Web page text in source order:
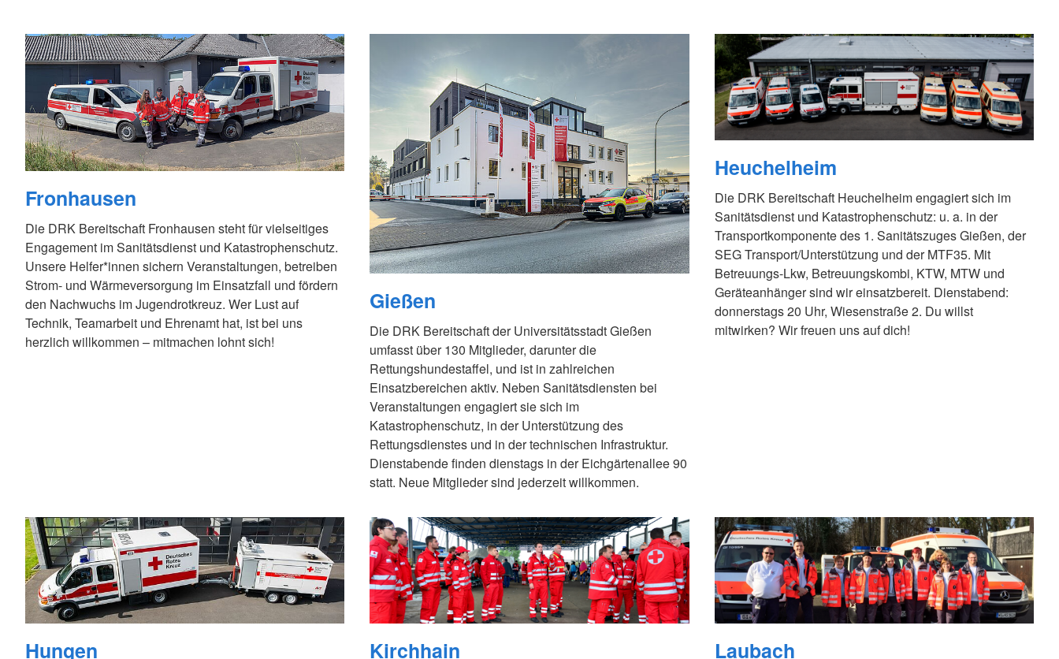
Therapiehunde
Unterstützungskomponente
Rettungsdienst
Wasserwacht
Staufenberg
Wettenberg
Wetter
Fronhausen
Die DRK Bereitschaft Fronhausen steht für vielseitiges
Engagement im Sanitätsdienst und Katastrophenschutz.
Unsere Helfer*innen sichern Veranstaltungen, betreiben
Strom- und Wärmeversorgung im Einsatzfall und fördern
den Nachwuchs im Jugendrotkreuz. Wer Lust auf
Technik, Teamarbeit und Ehrenamt hat, ist bei uns
herzlich willkommen – mitmachen lohnt sich!
Gießen
Die DRK Bereitschaft der Universitätsstadt Gießen
umfasst über 130 Mitglieder, darunter die
Rettungshundestaffel, und ist in zahlreichen
Einsatzbereichen aktiv. Neben Sanitätsdiensten bei
Veranstaltungen engagiert sie sich im
Katastrophenschutz, in der Unterstützung des
Rettungsdienstes und in der technischen Infrastruktur.
Dienstabende finden dienstags in der Eichgärtenallee 90
statt. Neue Mitglieder sind jederzeit willkommen.
Heuchelheim
Die DRK Bereitschaft Heuchelheim engagiert sich im
Sanitätsdienst und Katastrophenschutz: u. a. in der
Transportkomponente des 1. Sanitätszuges Gießen, der
SEG Transport/Unterstützung und der MTF35. Mit
Betreuungs-Lkw, Betreuungskombi, KTW, MTW und
Geräteanhänger sind wir einsatzbereit. Dienstabend:
donnerstags 20 Uhr, Wiesenstraße 2. Du willst
mitwirken? Wir freuen uns auf dich!
Hungen Kirchhain Laubach